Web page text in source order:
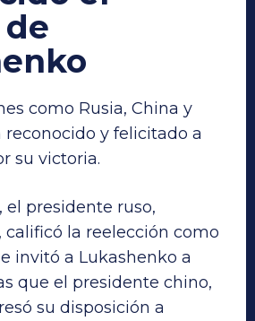
de
como Rusia, China y
reconocido y felicitado a
su victoria.
el presidente ruso,
la reelección como
invitó a Lukashenko a
que el presidente chino,
su disposición a